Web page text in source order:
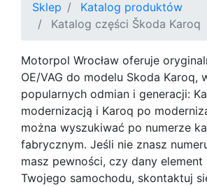
Sklep
Katalog produktów
Katalog części Škoda Karoq
Motorpol Wrocław oferuje
OE/VAG do modelu Skoda Karoq,
popularnych odmian i generacji:
modernizacją i Karoq po
można wyszukiwać po numerze
fabrycznym. Jeśli nie znasz
masz pewności, czy dany element
Twojego samochodu, skontaktuj